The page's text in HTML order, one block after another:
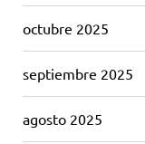
octubre 2025
septiembre 2025
agosto 2025